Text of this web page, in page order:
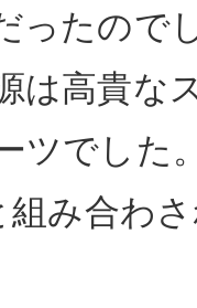
ったので
は高貴な
ツでした
組み合わ